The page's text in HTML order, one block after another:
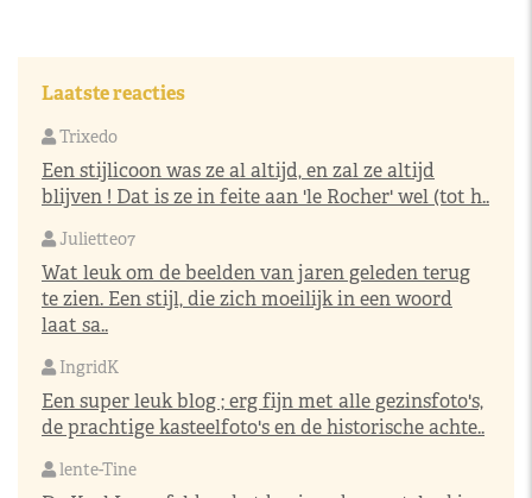
Laatste reacties
Trixedo
Een stijlicoon was ze al altijd, en zal ze altijd
blijven ! Dat is ze in feite aan 'le Rocher' wel (tot h..
Juliette07
Wat leuk om de beelden van jaren geleden terug
te zien. Een stijl, die zich moeilijk in een woord
laat sa..
IngridK
Een super leuk blog ; erg fijn met alle gezinsfoto's,
de prachtige kasteelfoto's en de historische achte..
lente-Tine